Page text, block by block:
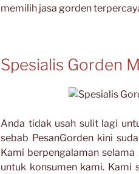
memilih jasa gorden
Spesialis Gorden
Anda tidak usah sulit lagi
sebab PesanGorden kini
Kami berpengalaman
untuk konsumen kami. Kami